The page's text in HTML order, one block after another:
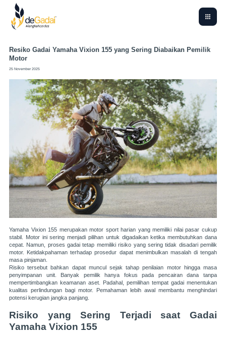
Resiko Gadai Yamaha Vixion 155 yang Sering Diabaikan Pemilik
Motor
25 November 2025
Yamaha Vixion 155 merupakan motor sport harian yang memiliki nilai pasar cukup
stabil. Motor ini sering menjadi pilihan untuk digadaikan ketika membutuhkan dana
cepat. Namun, proses gadai tetap memiliki risiko yang sering tidak disadari pemilik
motor. Ketidakpahaman terhadap prosedur dapat menimbulkan masalah di tengah
masa pinjaman.
Risiko tersebut bahkan dapat muncul sejak tahap penilaian motor hingga masa
penyimpanan unit. Banyak pemilik hanya fokus pada pencairan dana tanpa
mempertimbangkan keamanan aset. Padahal, pemilihan tempat gadai menentukan
kualitas perlindungan bagi motor. Pemahaman lebih awal membantu menghindari
potensi kerugian jangka panjang.
Risiko yang Sering Terjadi saat Gadai
Yamaha Vixion 155